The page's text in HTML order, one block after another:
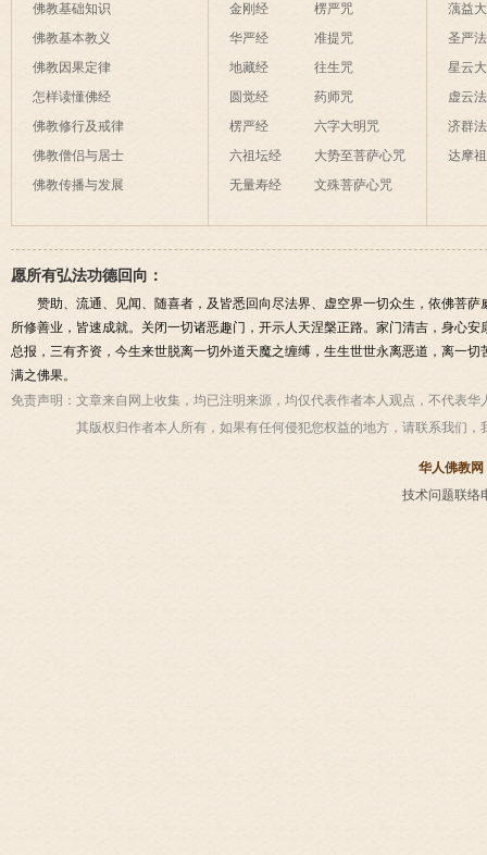
佛教基础知识
佛教基本教义
佛教因果定律
怎样读懂佛经
佛教修行及戒律
佛教僧侣与居士
佛教传播与发展
金刚经
华严经
地藏经
圆觉经
楞严经
六祖坛经
无量寿经
楞严咒
准提咒
往生咒
药师咒
六字大明咒
大势至菩萨心咒
文殊菩萨心咒
蕅益
圣严
星云
虚云
济群
达摩
愿所有弘法功德回向：
赞助、流通、见闻、随喜者，及皆悉回向尽法界、虚空界一切众生，依佛菩
所修善业，皆速成就。关闭一切诸恶趣门，开示人天涅槃正路。家门清吉，身心
总报，三有齐资，今生来世脱离一切外道天魔之缠缚，生生世世永离恶道，离一
满之佛果。
免责声明： 文章来自网上收集，均已注明来源，均仅代表作者本人观点，不代表
其版权归作者本人所有，如果有任何侵犯您权益的地方，请联系我们，
华人佛教网
技术问题联络